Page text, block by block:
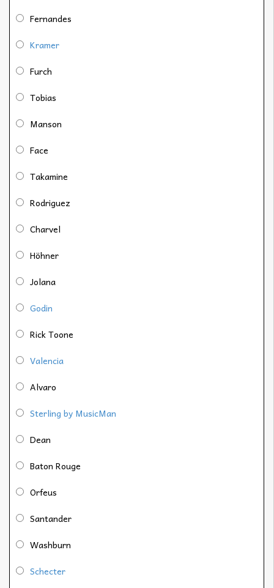
Fernandes
Kramer
Furch
Tobias
Manson
Face
Takamine
Rodriguez
Charvel
Höhner
Jolana
Godin
Rick Toone
Valencia
Alvaro
Sterling by MusicMan
Dean
Baton Rouge
Orfeus
Santander
Washburn
Schecter